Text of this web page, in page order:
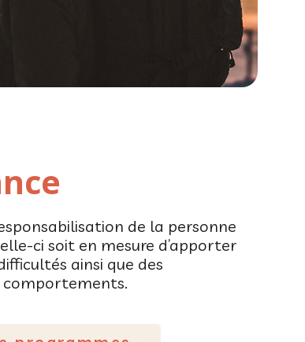
de la personne
ci soit en mesure d’apporter
ainsi que des
comportements.